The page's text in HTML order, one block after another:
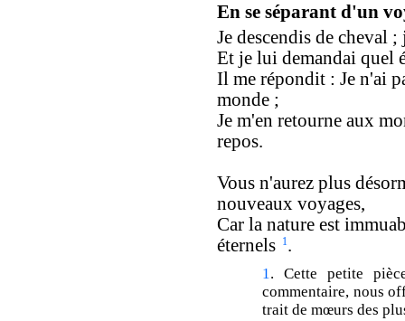
En se séparant d'un
Je descendis de cheval
Et je lui demandai quel
Il me répondit : Je n'ai
monde ;
Je m'en retourne aux
repos.
Vous n'aurez plus
nouveaux voyages,
Car la nature est
éternels 1.
1. Cette petite
commentaire, nous
trait de mœurs des